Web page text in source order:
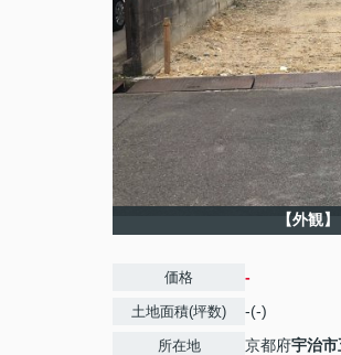
【外観】
価格 -
土地面積(坪数) -(-)
所在地 京都府宇治市